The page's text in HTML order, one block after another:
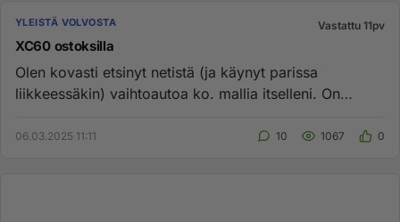
YLEISTÄ VOLVOSTA Vastattu 11pv
XC60 ostoksilla
Olen kovasti etsinyt netistä (ja käynyt parissa
liikkeessäkin) vaihtoautoa ko. mallia itselleni. On
06.03.2025 11:11 10 1067 0